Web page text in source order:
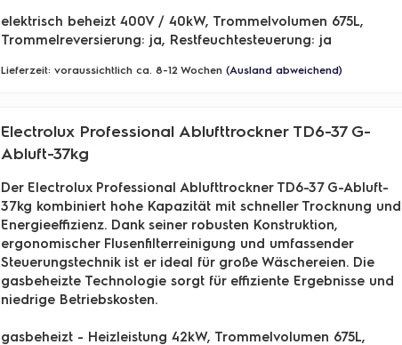
elektrisch beheizt 400V / 40kW, Trommelvolumen 675L,
Trommelreversierung: ja, Restfeuchtesteuerung: ja
Lieferzeit: voraussichtlich ca. 8-12 Wochen (Ausland abweichend)
Electrolux Professional Ablufttrockner TD6-37 G-
Abluft-37kg
Der Electrolux Professional Ablufttrockner TD6-37 G-Abluft-
37kg kombiniert hohe Kapazität mit schneller Trocknung und
Energieeffizienz. Dank seiner robusten Konstruktion,
ergonomischer Flusenfilterreinigung und umfassender
Steuerungstechnik ist er ideal für große Wäschereien. Die
gasbeheizte Technologie sorgt für effiziente Ergebnisse und
niedrige Betriebskosten.
gasbeheizt - Heizleistung 42kW, Trommelvolumen 675L,